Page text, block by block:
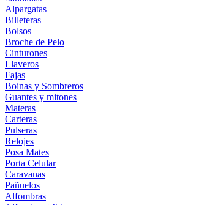
Alpargatas
Billeteras
Bolsos
Broche de Pelo
Cinturones
Llaveros
Fajas
Boinas y Sombreros
Guantes y mitones
Materas
Carteras
Pulseras
Relojes
Posa Mates
Porta Celular
Caravanas
Pañuelos
Alfombras